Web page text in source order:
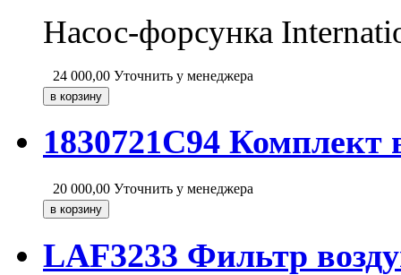
Насос-форсунка
24 000,00 Уточнить у менеджера
1830721C94 Комплект
20 000,00 Уточнить у менеджера
LAF3233 Фильтр